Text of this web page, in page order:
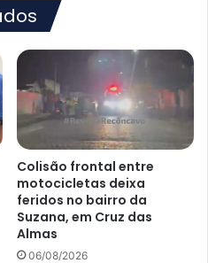
Colisão frontal entre
motocicletas deixa
feridos no bairro da
Suzana, em Cruz das
Almas
06/08/2026